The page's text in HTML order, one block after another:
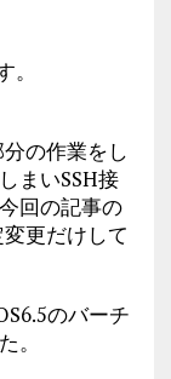
の作業をし
まいSSH接
回の記事の
更だけして
のバーチ
。